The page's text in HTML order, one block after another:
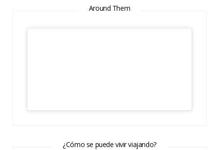
Around Them
¿Cómo se puede vivir viajando?